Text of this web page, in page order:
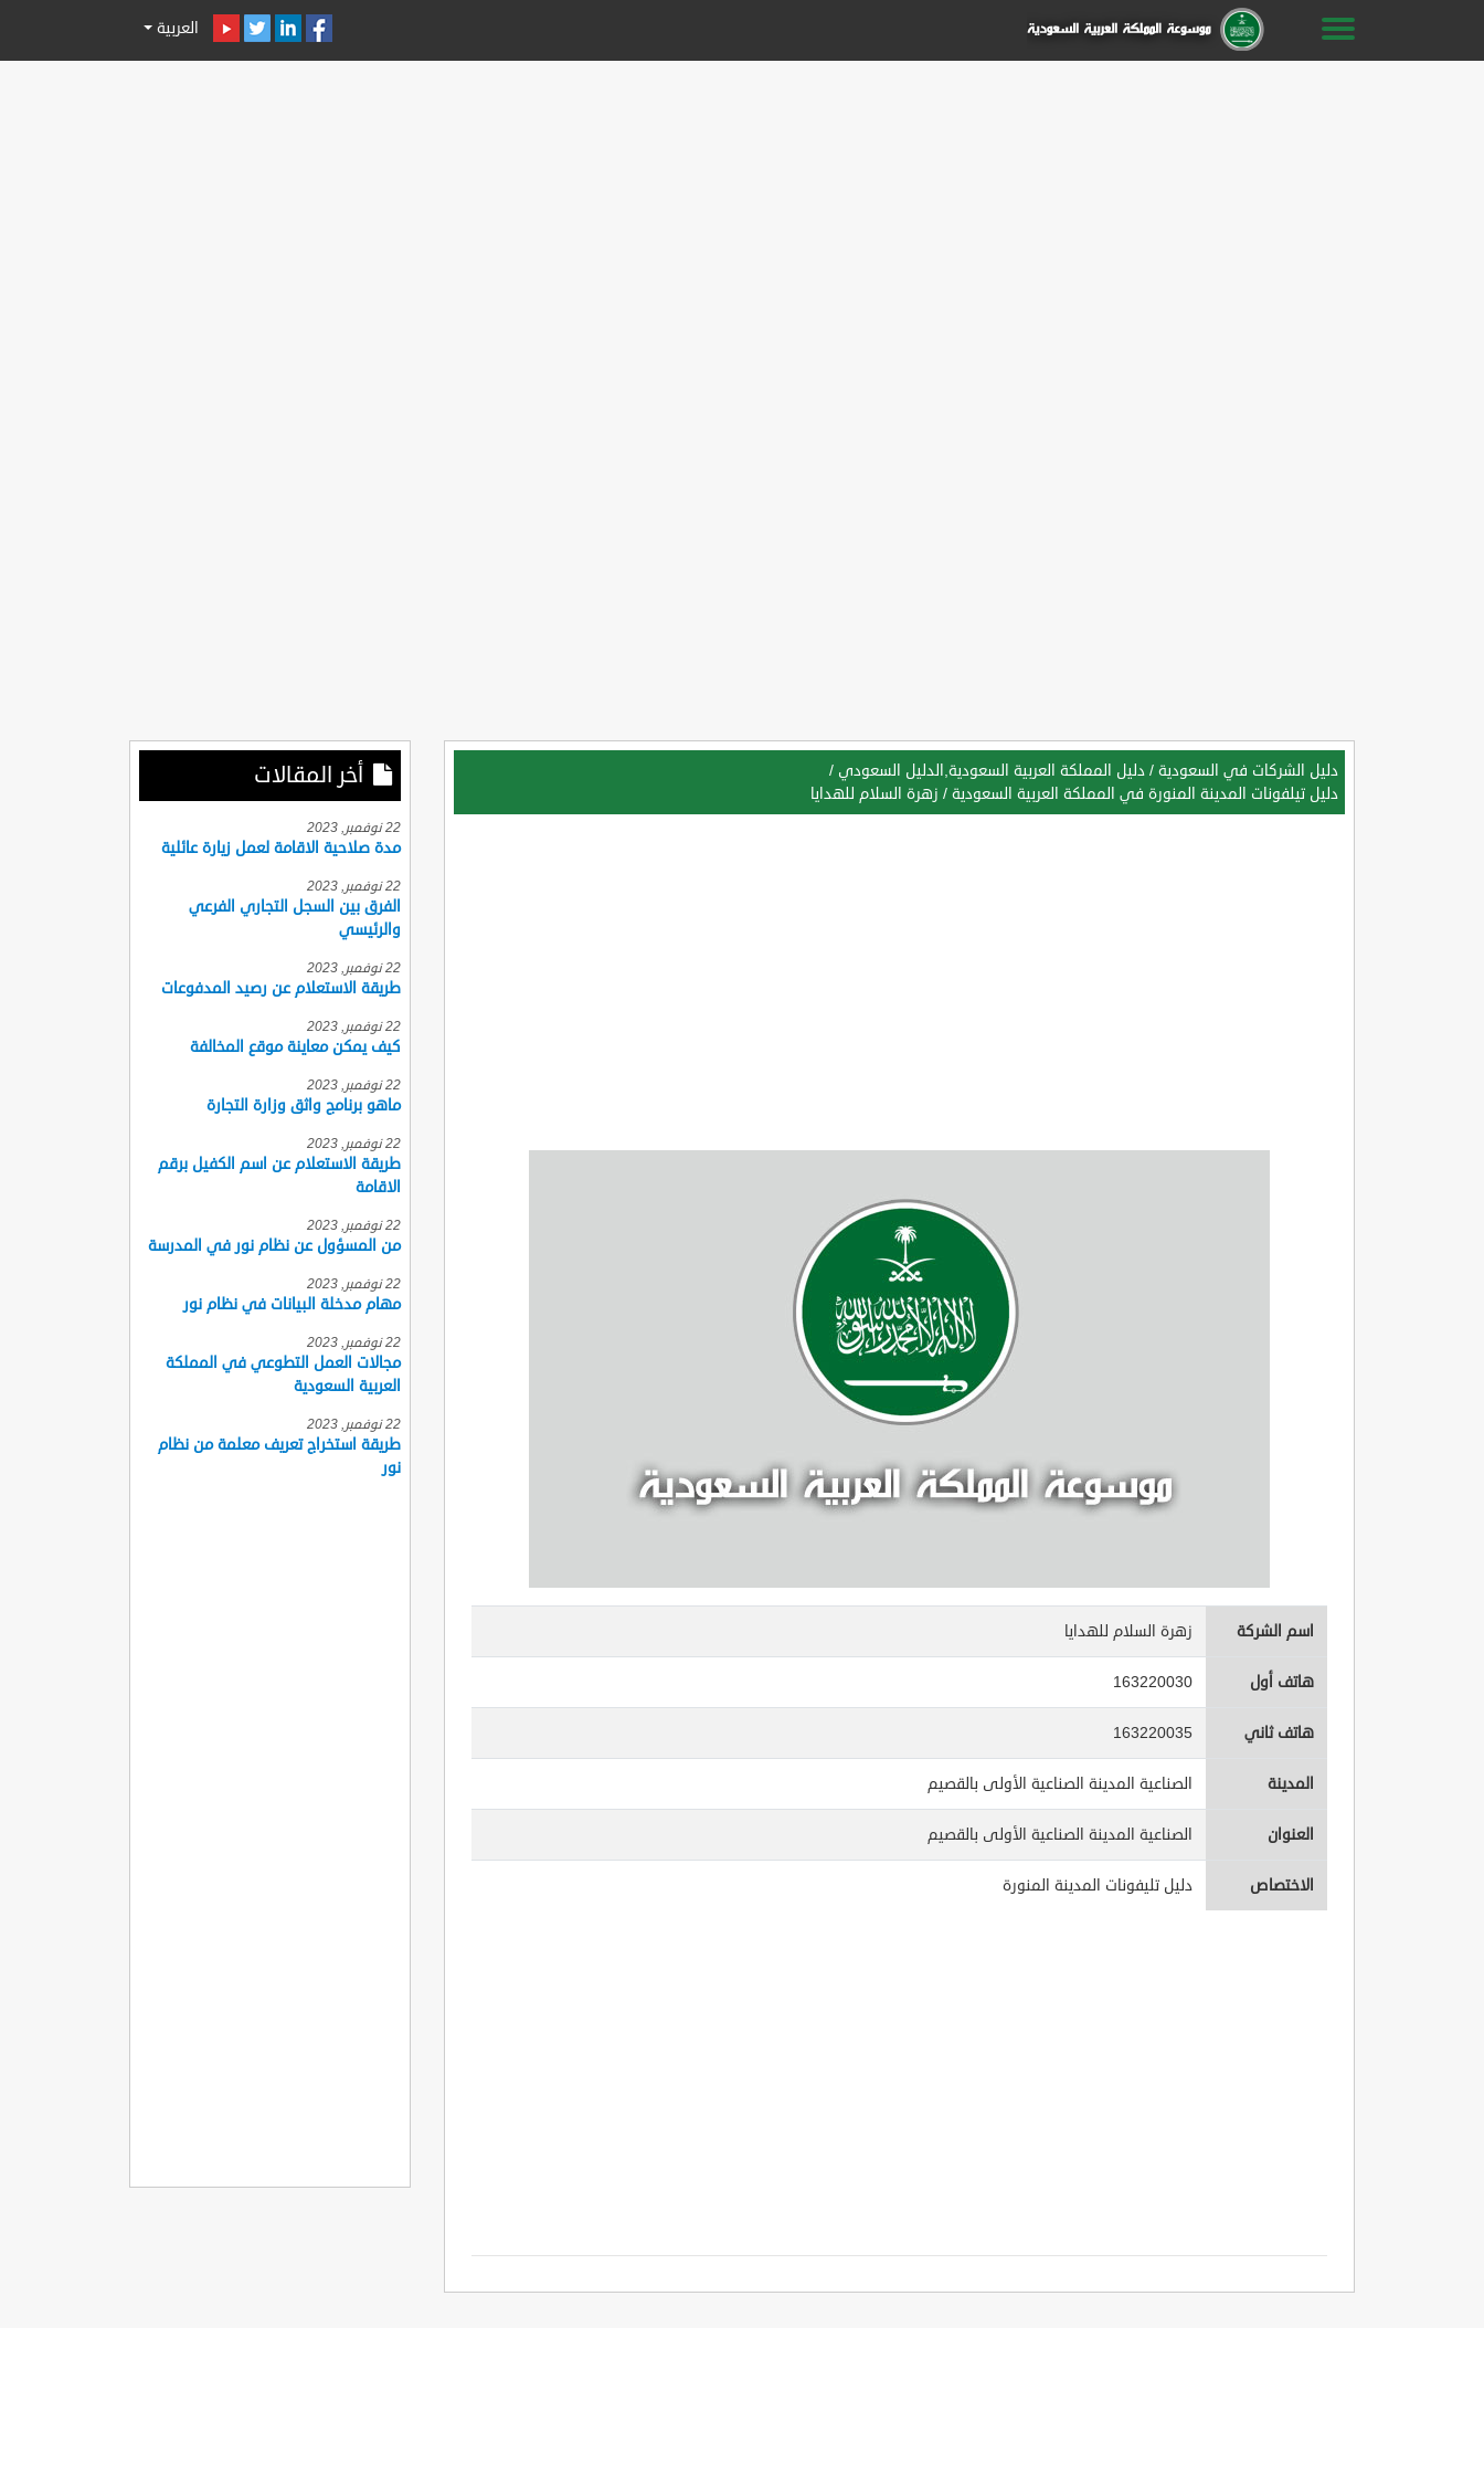
العربية
دليل الشركات في السعودية / دليل المملكة العربية السعودية,الدليل السعودي /
دليل تيلفونات المدينة المنورة في المملكة العربية السعودية / زهرة السلام للهدايا
اسم الشركة زهرة السلام للهدايا
هاتف أول 163220030
هاتف ثاني 163220035
المدينة الصناعية المدينة الصناعية الأولى بالقصيم
العنوان الصناعية المدينة الصناعية الأولى بالقصيم
الاختصاص دليل تليفونات المدينة المنورة
أخر المقالات
22 نوفمبر, 2023
مدة صلاحية الاقامة لعمل زيارة عائلية
22 نوفمبر, 2023
الفرق بين السجل التجاري الفرعي
والرئيسي
22 نوفمبر, 2023
طريقة الاستعلام عن رصيد المدفوعات
22 نوفمبر, 2023
كيف يمكن معاينة موقع المخالفة
22 نوفمبر, 2023
ماهو برنامج واثق وزارة التجارة
22 نوفمبر, 2023
طريقة الاستعلام عن اسم الكفيل برقم
الاقامة
22 نوفمبر, 2023
من المسؤول عن نظام نور في المدرسة
22 نوفمبر, 2023
مهام مدخلة البيانات في نظام نور
22 نوفمبر, 2023
مجالات العمل التطوعي في المملكة
العربية السعودية
22 نوفمبر, 2023
طريقة استخراج تعريف معلمة من نظام
نور